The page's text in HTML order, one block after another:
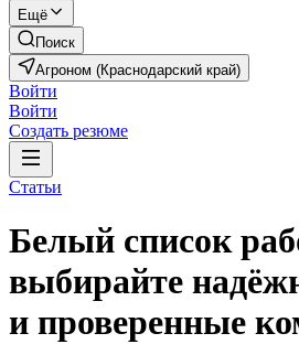
Ещё
Поиск
Агроном (Краснодарский край)
Войти
Войти
Создать резюме
Статьи
Белый список
выбирайте
и проверенные